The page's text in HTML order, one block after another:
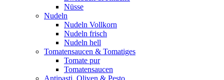
Nüsse
Nudeln
Nudeln Vollkorn
Nudeln frisch
Nudeln hell
Tomatensaucen & Tomatiges
Tomate pur
Tomatensaucen
Antipasti, Oliven & Pesto